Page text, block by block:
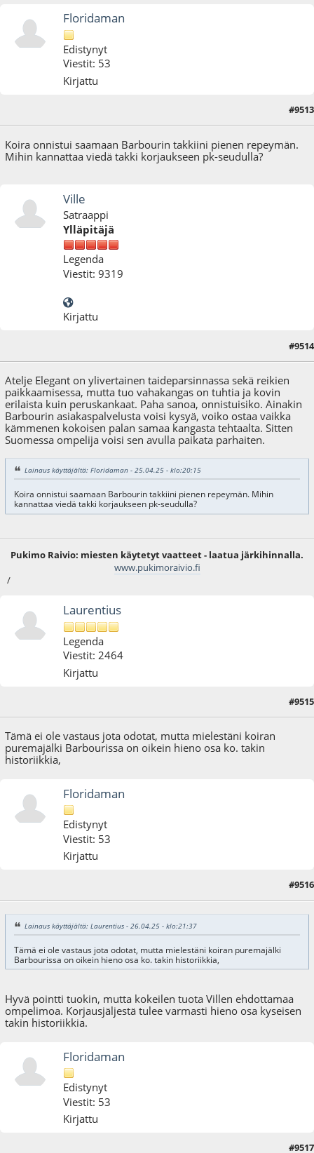
Floridaman
Edistynyt
Viestit: 53
Kirjattu
#9513
Koira onnistui saamaan Barbourin takkiini pienen repeymän.
Mihin kannattaa viedä takki korjaukseen pk-seudulla?
Ville
Satraappi
Ylläpitäjä
Legenda
Viestit: 9319
Kirjattu
#9514
Atelje Elegant on ylivertainen taideparsinnassa sekä reikien
paikkaamisessa, mutta tuo vahakangas on tuhtia ja kovin
erilaista kuin peruskankaat. Paha sanoa, onnistuisiko. Ainakin
Barbourin asiakaspalvelusta voisi kysyä, voiko ostaa vaikka
kämmenen kokoisen palan samaa kangasta tehtaalta. Sitten
Suomessa ompelija voisi sen avulla paikata parhaiten.
Lainaus käyttäjältä: Floridaman - 25.04.25 - klo:20:15
Koira onnistui saamaan Barbourin takkiini pienen repeymän. Mihin
kannattaa viedä takki korjaukseen pk-seudulla?
Pukimo Raivio: miesten käytetyt vaatteet - laatua järkihinnalla.
www.pukimoraivio.fi
/
Laurentius
Legenda
Viestit: 2464
Kirjattu
#9515
Tämä ei ole vastaus jota odotat, mutta mielestäni koiran
puremajälki Barbourissa on oikein hieno osa ko. takin
historiikkia,
Floridaman
Edistynyt
Viestit: 53
Kirjattu
#9516
Lainaus käyttäjältä: Laurentius - 26.04.25 - klo:21:37
Tämä ei ole vastaus jota odotat, mutta mielestäni koiran puremajälki
Barbourissa on oikein hieno osa ko. takin historiikkia,
Hyvä pointti tuokin, mutta kokeilen tuota Villen ehdottamaa
ompelimoa. Korjausjäljestä tulee varmasti hieno osa kyseisen
takin historiikkia.
Floridaman
Edistynyt
Viestit: 53
Kirjattu
#9517